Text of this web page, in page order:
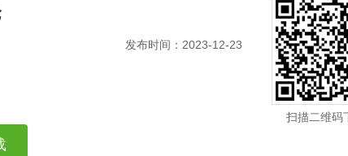
发布时间：2023-12-23
扫描二维码